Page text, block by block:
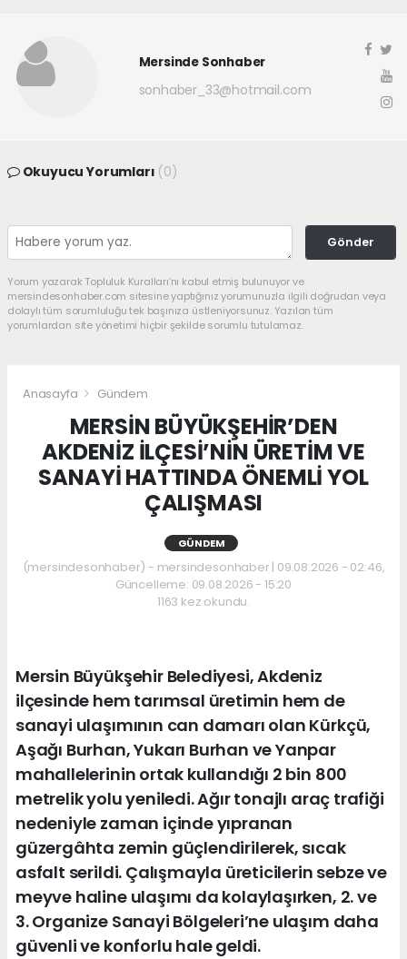
Mersinde Sonhaber
sonhaber_33@hotmail.com
Okuyucu Yorumları (0)
Gönder
Yorum yazarak Topluluk Kuralları’nı kabul etmiş bulunuyor ve
mersindesonhaber.com sitesine yaptığınız yorumunuzla ilgili doğrudan veya
dolaylı tüm sorumluluğu tek başınıza üstleniyorsunuz. Yazılan tüm
yorumlardan site yönetimi hiçbir şekilde sorumlu tutulamaz.
Anasayfa Gündem
MERSİN BÜYÜKŞEHİR’DEN
AKDENİZ İLÇESİ’NİN ÜRETİM VE
SANAYİ HATTINDA ÖNEMLİ YOL
ÇALIŞMASI
GÜNDEM
(mersindesonhaber) - mersindesonhaber | 09.08.2026 - 02:46,
Güncelleme: 09.08.2026 - 15:20
1163 kez okundu.
Mersin Büyükşehir Belediyesi, Akdeniz
ilçesinde hem tarımsal üretimin hem de
sanayi ulaşımının can damarı olan Kürkçü,
Aşağı Burhan, Yukarı Burhan ve Yanpar
mahallelerinin ortak kullandığı 2 bin 800
metrelik yolu yeniledi. Ağır tonajlı araç trafiği
nedeniyle zaman içinde yıpranan
güzergâhta zemin güçlendirilerek, sıcak
asfalt serildi. Çalışmayla üreticilerin sebze ve
meyve haline ulaşımı da kolaylaşırken, 2. ve
3. Organize Sanayi Bölgeleri’ne ulaşım daha
güvenli ve konforlu hale geldi.